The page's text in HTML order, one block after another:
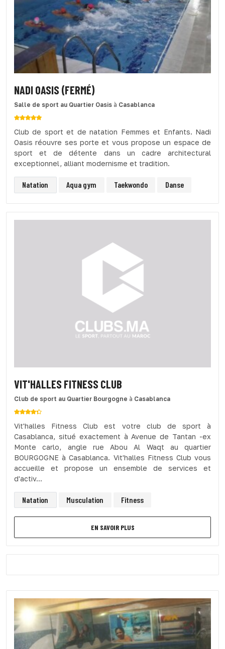
NADI OASIS (FERMÉ)
Salle de sport au Quartier Oasis à Casablanca
Club de sport et de natation Femmes et Enfants. Nadi
Oasis réouvre ses porte et vous propose un espace de
sport et de détente dans un cadre architectural
exceptionnel, alliant modernisme et tradition.
Natation Aqua gym Taekwondo Danse
VIT'HALLES FITNESS CLUB
Club de sport au Quartier Bourgogne à Casablanca
Vit'halles Fitness Club est votre club de sport à
Casablanca, situé exactement à Avenue de Tantan -ex
Monte carlo, angle rue Abou Al Waqt au quartier
BOURGOGNE à Casablanca. Vit'halles Fitness Club vous
accueille et propose un ensemble de services et
d'activ...
Natation Musculation Fitness
EN SAVOIR PLUS